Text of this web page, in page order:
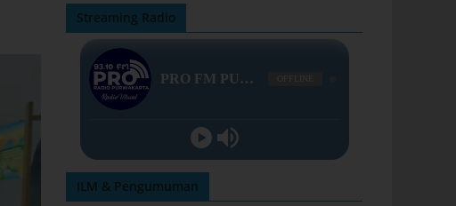
Streaming Radio
ILM & Pengumuman